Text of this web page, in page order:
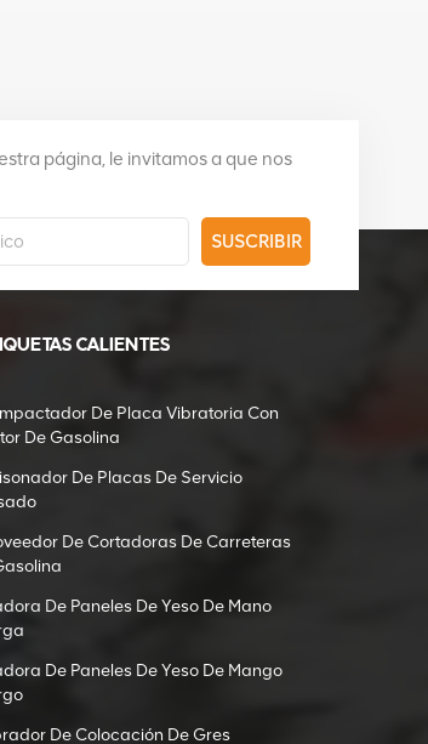
página, le invitamos a que nos
SUSCRIBIR
CALIENTES
De Placa Vibratoria Con
De Gasolina
De Placas De Servicio
De Cortadoras De Carreteras
De Paneles De Yeso De Mano
De Paneles De Yeso De Mango
De Colocación De Gres